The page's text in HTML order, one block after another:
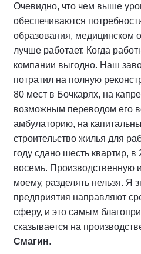
Очевидно, что чем выше
обеспечиваются
образования, медицинском
лучше работает. Когда
компании выгодно. Наш
потратил на полную
80 мест в Бочкарях, на
возможным переводом его
амбулаторию, на
строительство жилья для
году сдано шесть квартир, в
восемь. Производственную
моему, разделять нельзя. Я
предприятия направляют
сферу, и это самым
сказывается на
Смагин.